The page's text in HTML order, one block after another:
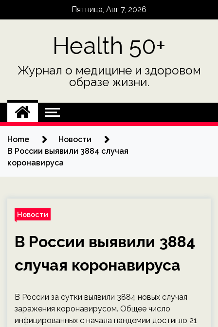
Пятница, Авг 7, 2026
Health 50+
Журнал о медицине и здоровом
образе жизни.
Home
Новости
В России выявили 3884 случая
коронавируса
Новости
В России выявили 3884
случая коронавируса
В России за сутки выявили 3884 новых случая
заражения коронавирусом. Общее число
инфицированных с начала пандемии достигло 21